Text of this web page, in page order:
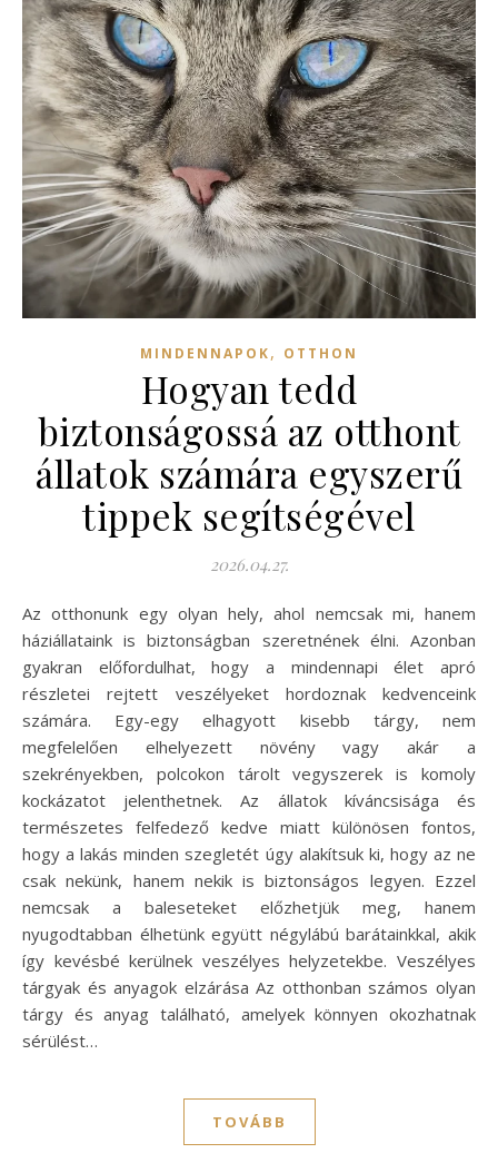
MINDENNAPOK, OTTHON
Hogyan tedd
biztonságossá az otthont
állatok számára egyszerű
tippek segítségével
2026.04.27.
Az otthonunk egy olyan hely, ahol nemcsak mi, hanem
háziállataink is biztonságban szeretnének élni. Azonban
gyakran előfordulhat, hogy a mindennapi élet apró
részletei rejtett veszélyeket hordoznak kedvenceink
számára. Egy-egy elhagyott kisebb tárgy, nem
megfelelően elhelyezett növény vagy akár a
szekrényekben, polcokon tárolt vegyszerek is komoly
kockázatot jelenthetnek. Az állatok kíváncsisága és
természetes felfedező kedve miatt különösen fontos,
hogy a lakás minden szegletét úgy alakítsuk ki, hogy az ne
csak nekünk, hanem nekik is biztonságos legyen. Ezzel
nemcsak a baleseteket előzhetjük meg, hanem
nyugodtabban élhetünk együtt négylábú barátainkkal, akik
így kevésbé kerülnek veszélyes helyzetekbe. Veszélyes
tárgyak és anyagok elzárása Az otthonban számos olyan
tárgy és anyag található, amelyek könnyen okozhatnak
sérülést…
TOVÁBB